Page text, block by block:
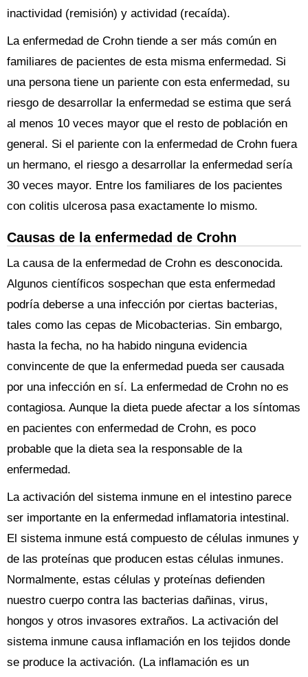
inactividad (remisión) y actividad (recaída).
La enfermedad de Crohn tiende a ser más común en
familiares de pacientes de esta misma enfermedad. Si
una persona tiene un pariente con esta enfermedad, su
riesgo de desarrollar la enfermedad se estima que será
al menos 10 veces mayor que el resto de población en
general. Si el pariente con la enfermedad de Crohn fuera
un hermano, el riesgo a desarrollar la enfermedad sería
30 veces mayor. Entre los familiares de los pacientes
con colitis ulcerosa pasa exactamente lo mismo.
Causas de la enfermedad de Crohn
La causa de la enfermedad de Crohn es desconocida.
Algunos científicos sospechan que esta enfermedad
podría deberse a una infección por ciertas bacterias,
tales como las cepas de Micobacterias. Sin embargo,
hasta la fecha, no ha habido ninguna evidencia
convincente de que la enfermedad pueda ser causada
por una infección en sí. La enfermedad de Crohn no es
contagiosa. Aunque la dieta puede afectar a los síntomas
en pacientes con enfermedad de Crohn, es poco
probable que la dieta sea la responsable de la
enfermedad.
La activación del sistema inmune en el intestino parece
ser importante en la enfermedad inflamatoria intestinal.
El sistema inmune está compuesto de células inmunes y
de las proteínas que producen estas células inmunes.
Normalmente, estas células y proteínas defienden
nuestro cuerpo contra las bacterias dañinas, virus,
hongos y otros invasores extraños. La activación del
sistema inmune causa inflamación en los tejidos donde
se produce la activación. (La inflamación es un